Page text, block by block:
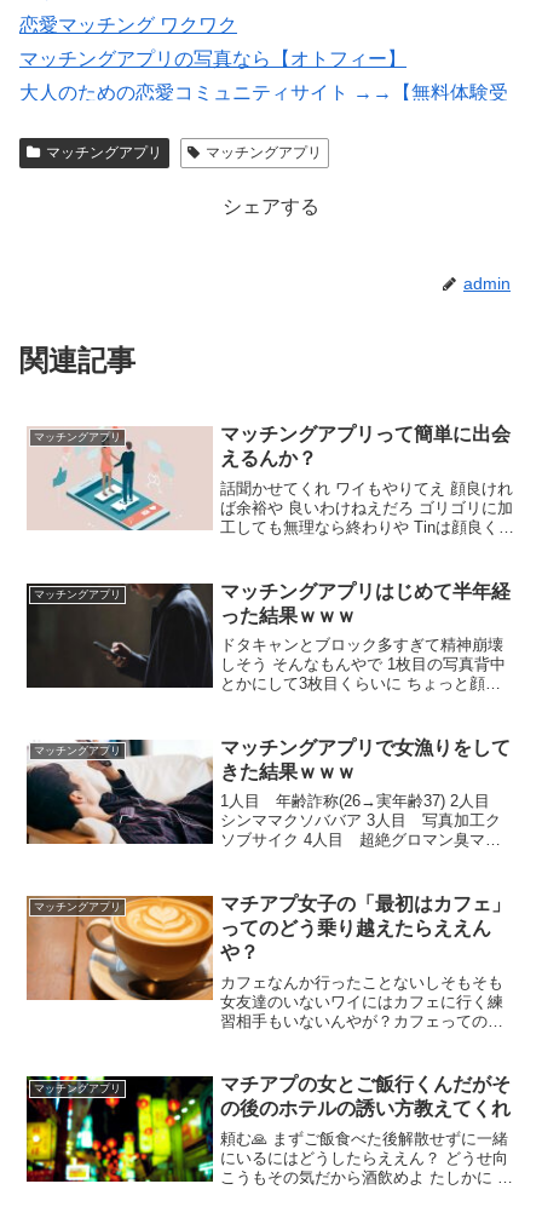
恋愛マッチング ワクワク
マッチングアプリの写真なら【オトフィー】
大人のための恋愛コミュニティサイト →→【無料体験受
★イククル無料登録（18禁）
マッチングアプリ マッチングアプリ
シェアする
admin
関連記事
マッチングアプリ
マッチングアプリって簡単に出会
えるんか？
話聞かせてくれ ワイもやりてえ 顔良けれ
ば余裕や 良いわけねえだろ ゴリゴリに加
工しても無理なら終わりや Tinは顔良くな
ッチングはするんや マッチングアプリ複
数同時進行実験やったらおもろそう 顔の
自信ないなら飼ってる犬の写真がええわ
😊
マッチングアプリ
マッチングアプリはじめて半年経
った結果ｗｗｗ
ドタキャンとブロック多すぎて精神崩壊
しそう そんなもんやで 1枚目の写真背中
とかにして3枚目くらいに ちょっと顔写
らご飯行こ！って誘ってきて日時も向こ
うから提示してきたから予定調整したの
に
マッチングアプリ
マッチングアプリで女漁りをして
きた結果ｗｗｗ
1人目 年齢詐称(26→実年齢37) 2人目
シンママクソババア 3人目 写真加工ク
ソブサイク 4人目 超絶グロマン臭マン
目 ちょいブス令嬢 8人目 どう考えて
も池沼 これもうオレが悪いだろ 令嬢いる
じゃねーか
マッチングアプリ
マチアプ女子の「最初はカフェ」
ってのどう乗り越えたらええん
や？
カフェなんか行ったことないしそもそも
女友達のいないワイにはカフェに行く練
習相手もいないんやが？カフェってのは
くビビらず堂々とさえしていればいい話
を面白くとか考えるか気なんか使なくて
いい
マッチングアプリ
マチアプの女とご飯行くんだがそ
の後のホテルの誘い方教えてくれ
頼む🙏 まずご飯食べた後解散せずに一緒
にいるにはどうしたらええん？ どうせ向
こうもその気だから酒飲めよ たしかに ス